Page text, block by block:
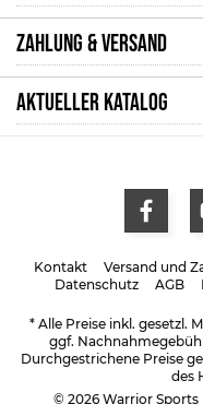
ZAHLUNG & VERSAND
AKTUELLER KATALOG
Kontakt Versand und
Datenschutz
AGB
* Alle Preise inkl. gesetzl.
ggf.
Durchgestrichene Preise
des
© 2026 Warrior Sports